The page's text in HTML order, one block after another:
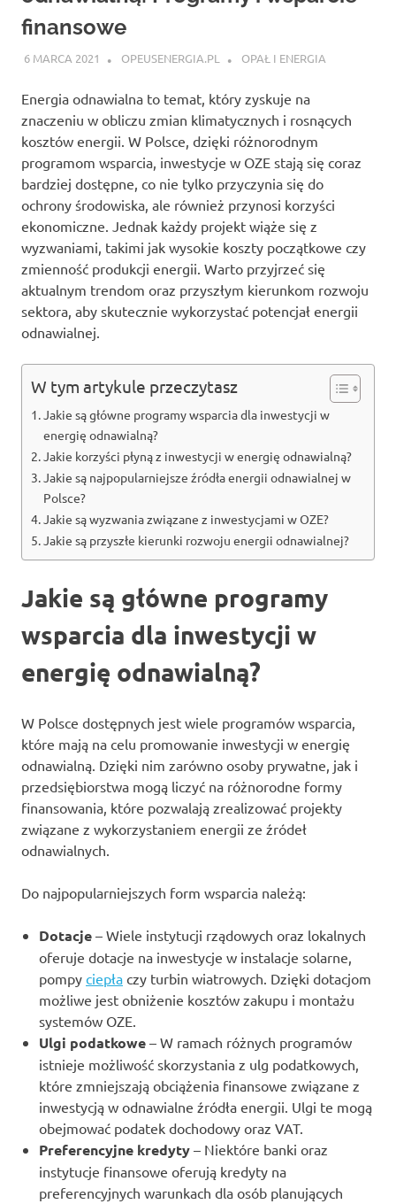
finansowe
6 MARCA 2021 OPEUSENERGIA.PL OPAŁ I ENERGIA
Energia odnawialna to temat, który zyskuje na
znaczeniu w obliczu zmian klimatycznych i rosnących
kosztów energii. W Polsce, dzięki różnorodnym
programom wsparcia, inwestycje w OZE stają się coraz
bardziej dostępne, co nie tylko przyczynia się do
ochrony środowiska, ale również przynosi korzyści
ekonomiczne. Jednak każdy projekt wiąże się z
wyzwaniami, takimi jak wysokie koszty początkowe czy
zmienność produkcji energii. Warto przyjrzeć się
aktualnym trendom oraz przyszłym kierunkom rozwoju
sektora, aby skutecznie wykorzystać potencjał energii
odnawialnej.
W tym artykule przeczytasz
Jakie są główne programy wsparcia dla inwestycji w
energię odnawialną?
Jakie korzyści płyną z inwestycji w energię odnawialną?
Jakie są najpopularniejsze źródła energii odnawialnej w
Polsce?
Jakie są wyzwania związane z inwestycjami w OZE?
Jakie są przyszłe kierunki rozwoju energii odnawialnej?
Jakie są główne programy
wsparcia dla inwestycji w
energię odnawialną?
W Polsce dostępnych jest wiele programów wsparcia,
które mają na celu promowanie inwestycji w energię
odnawialną. Dzięki nim zarówno osoby prywatne, jak i
przedsiębiorstwa mogą liczyć na różnorodne formy
finansowania, które pozwalają zrealizować projekty
związane z wykorzystaniem energii ze źródeł
odnawialnych.
Do najpopularniejszych form wsparcia należą:
Dotacje – Wiele instytucji rządowych oraz lokalnych
oferuje dotacje na inwestycje w instalacje solarne,
pompy ciepła czy turbin wiatrowych. Dzięki dotacjom
możliwe jest obniżenie kosztów zakupu i montażu
systemów OZE.
Ulgi podatkowe – W ramach różnych programów
istnieje możliwość skorzystania z ulg podatkowych,
które zmniejszają obciążenia finansowe związane z
inwestycją w odnawialne źródła energii. Ulgi te mogą
obejmować podatek dochodowy oraz VAT.
Preferencyjne kredyty – Niektóre banki oraz
instytucje finansowe oferują kredyty na
preferencyjnych warunkach dla osób planujących